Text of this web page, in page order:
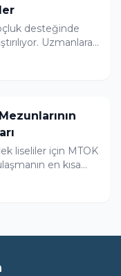
desteğinde
Uzmanlara
yapılmalı
liseliler için MTOK
en kısa
yerleşmek